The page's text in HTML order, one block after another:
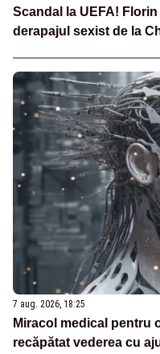
Scandal la UEFA!
derapajul sexist de la
7 aug. 2026, 18:25
Miracol medical pentru
recăpătat vederea cu